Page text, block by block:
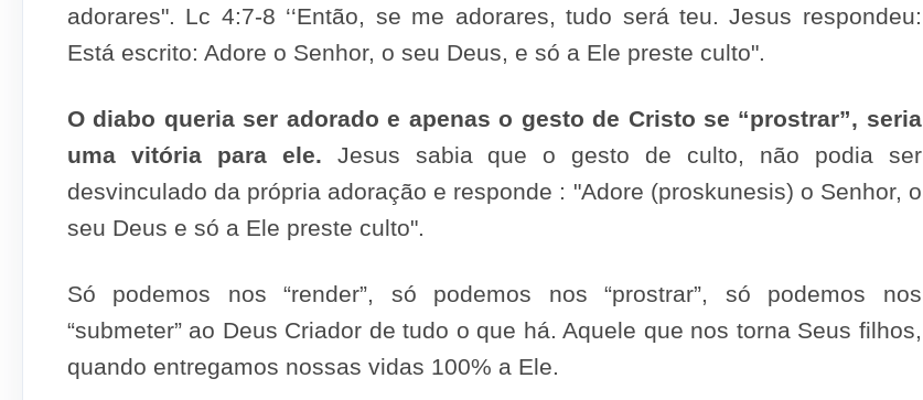
adorares". Lc 4:7-8 ‘‘Então, se me adorares, tudo será teu. Jesus respondeu:
Está escrito: Adore o Senhor, o seu Deus, e só a Ele preste culto".
O diabo queria ser adorado e apenas o gesto de Cristo se “prostrar”, seria
uma vitória para ele. Jesus sabia que o gesto de culto, não podia ser
desvinculado da própria adoração e responde : "Adore (proskunesis) o Senhor, o
seu Deus e só a Ele preste culto".
Só podemos nos “render”, só podemos nos “prostrar”, só podemos nos
“submeter” ao Deus Criador de tudo o que há. Aquele que nos torna Seus filhos,
quando entregamos nos­sas vidas 100% a Ele.